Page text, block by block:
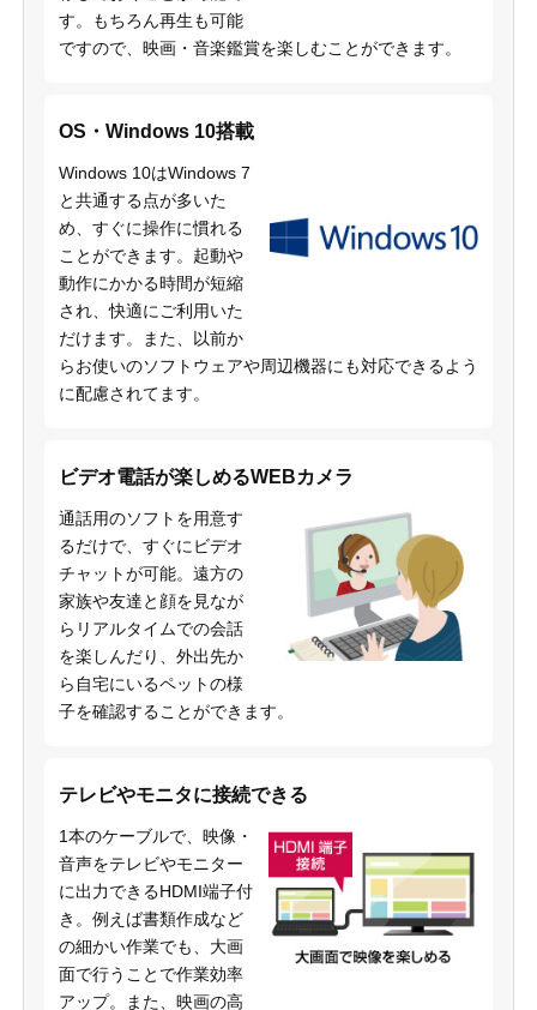
す。もちろん再生も可能
ですので、映画・音楽鑑賞を楽しむことができます。
OS・Windows 10搭載
Windows 10はWindows 7
と共通する点が多いた
め、すぐに操作に慣れる
ことができます。起動や
動作にかかる時間が短縮
され、快適にご利用いた
だけます。また、以前か
らお使いのソフトウェアや周辺機器にも対応できるよう
に配慮されてます。
ビデオ電話が楽しめるWEBカメラ
通話用のソフトを用意す
るだけで、すぐにビデオ
チャットが可能。遠方の
家族や友達と顔を見なが
らリアルタイムでの会話
を楽しんだり、外出先か
ら自宅にいるペットの様
子を確認することができます。
テレビやモニタに接続できる
1本のケーブルで、映像・
音声をテレビやモニター
に出力できるHDMI端子付
き。例えば書類作成など
の細かい作業でも、大画
面で行うことで作業効率
アップ。また、映画の高